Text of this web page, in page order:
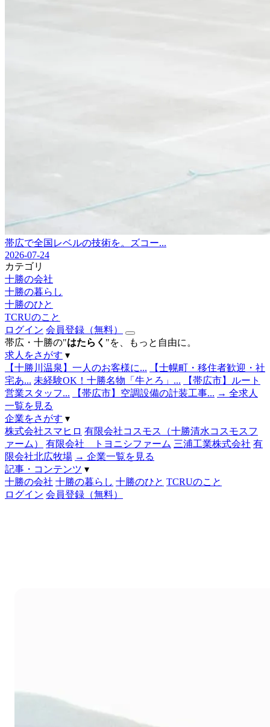
帯広で全国レベルの技術を。ズコー...
2026-07-24
カテゴリ
十勝の会社
十勝の暮らし
十勝のひと
TCRUのこと
ログイン 会員登録（無料）
帯広・十勝の"はたらく "を、もっと自由に。
求人をさがす ▾
【十勝川温泉】一人のお客様に...
【士幌町・移住者歓迎・社
宅あ... 未経験OK！十勝名物「牛とろ」...
【帯広市】ルート
営業スタッフ...
【帯広市】空調設備の計装工事... → 全求人
一覧を見る
企業をさがす ▾
株式会社スマヒロ 有限会社コスモス（十勝清水コスモスフ
ァーム）
有限会社 トヨニシファーム 三浦工業株式会社 有
限会社北広牧場 → 企業一覧を見る
記事・コンテンツ ▾
十勝の会社 十勝の暮らし 十勝のひと TCRUのこと
ログイン 会員登録（無料）